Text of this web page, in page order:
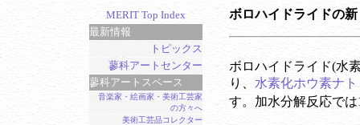
MERIT Top Index
最新情報
トピックス
蓼科アートセンター
蓼科アートスペース
音楽家・絵画家・美術工芸家
の方々へ
美術工芸品コレクター
ボロハイドライドの
ボロハイドライド(水
り、 水素化ホウ素ナ
す。加水分解反応で